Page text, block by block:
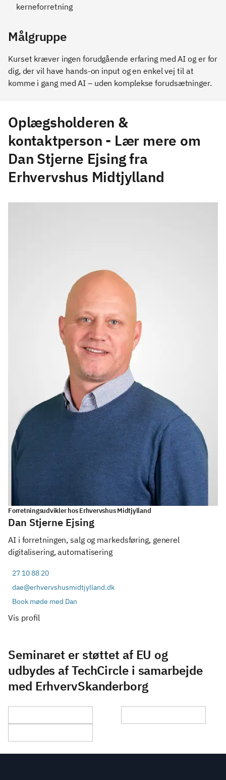
kerneforretning
Målgruppe
Kurset kræver ingen forudgående erfaring med AI og er for
dig, der vil have hands-on input og en enkel vej til at
komme i gang med AI – uden komplekse forudsætninger.
Oplægsholderen &
kontaktperson - Lær mere om
Dan Stjerne Ejsing fra
Erhvervshus Midtjylland
Forretningsudvikler hos Erhvervshus Midtjylland
Dan Stjerne Ejsing
AI i forretningen, salg og markedsføring, generel
digitalisering, automatisering
27 10 88 20
dae@erhvervshusmidtjylland.dk
Book møde med Dan
Vis profil
Seminaret er støttet af EU og
udbydes af TechCircle i samarbejde
med ErhvervSkanderborg